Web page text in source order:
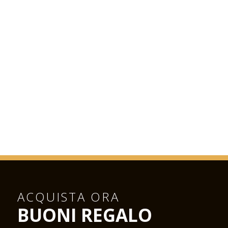
ACQUISTA ORA
BUONI REGALO